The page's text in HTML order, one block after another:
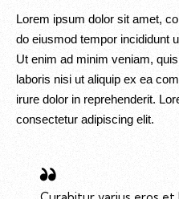
Lorem ipsum dolor sit amet,
do eiusmod tempor incididunt
Ut enim ad minim veniam,
laboris nisi ut aliquip ex ea
irure dolor in reprehenderit.
consectetur adipiscing elit.